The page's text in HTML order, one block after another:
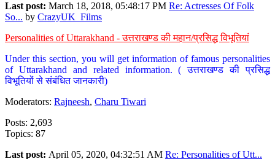
Last post: March 18, 2018, 05:48:17 PM Re: Actresses Of Folk
So... by CrazyUK_Films
Personalities of Uttarakhand - उत्तराखण्ड की महान/प्रसिद्ध विभूतियां
Under this section, you will get information of famous personalities
of Uttarakhand and related information. ( उत्तराखण्ड की प्रसिद्ध
विभूतियों से संबंधित जानकारी)
Moderators: Rajneesh, Charu Tiwari
Posts: 2,693
Topics: 87
Last post: April 05, 2020, 04:32:51 AM Re: Personalities of Utt...